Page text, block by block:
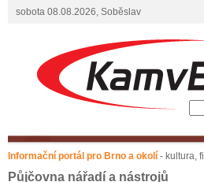
Informační portál pro Brno a okolí - kultura,
sobota 08.08.2026, Soběslav
Půjčovna nářadí a nástrojů